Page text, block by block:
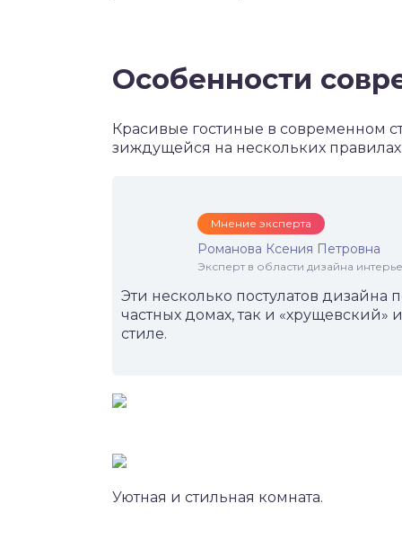
Особенности
Красивые гостиные в современном
зиждущейся на нескольких
Мнение эксперта
Романова Ксения Петровна
Эксперт в области дизайна
Эти несколько постулатов
частных домах, так и «хрущевский»
стиле.
Уютная и стильная комната.